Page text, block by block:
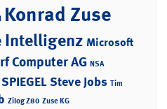
Konrad Zuse
Intelligenz Microsoft
Computer AG NSA
SPIEGELSteve Jobs Tim
Zilog Z80 Zuse KG